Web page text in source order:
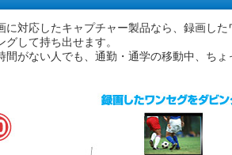
に対応したキャプチャー製品なら、録画し
して持ち出せます。
間がない人でも、通勤・通学の移動中、ち